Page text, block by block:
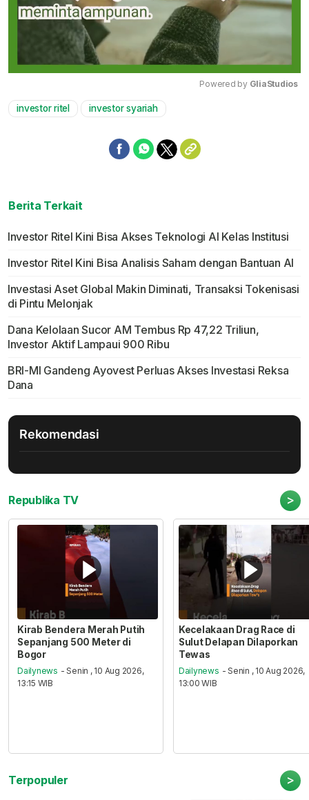
Powered by GliaStudios
investor ritel investor syariah
Berita Terkait
Investor Ritel Kini Bisa Akses Teknologi AI Kelas Institusi
Investor Ritel Kini Bisa Analisis Saham dengan Bantuan AI
Investasi Aset Global Makin Diminati, Transaksi Tokenisasi
di Pintu Melonjak
Dana Kelolaan Sucor AM Tembus Rp 47,22 Triliun,
Investor Aktif Lampaui 900 Ribu
BRI-MI Gandeng Ayovest Perluas Akses Investasi Reksa
Dana
Rekomendasi
Republika TV >
Kirab Bendera Merah Putih
Sepanjang 500 Meter di
Bogor
Dailynews - Senin , 10 Aug 2026,
13:15 WIB
Kecelakaan Drag Race di
Sulut Delapan Dilaporkan
Tewas
Dailynews - Senin , 10 Aug 2026,
13:00 WIB
Terpopuler >